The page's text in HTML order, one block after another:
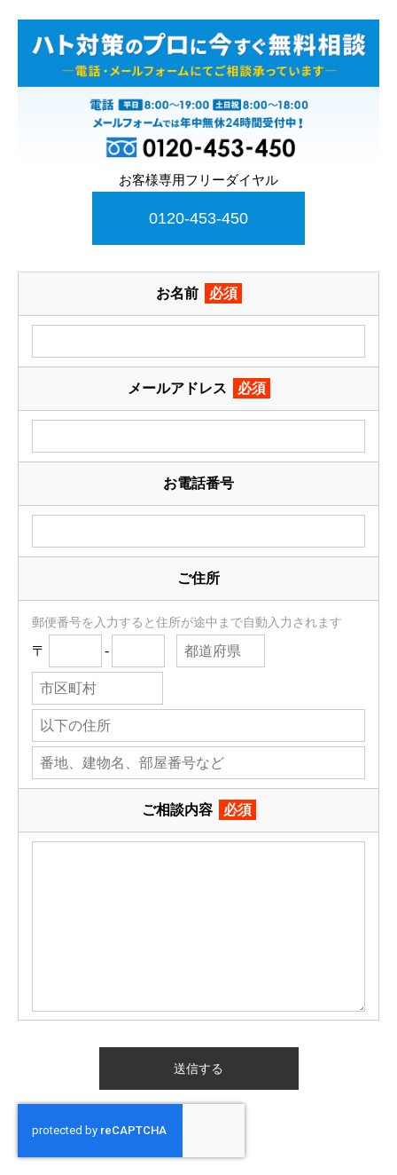
お客様専用フリーダイヤル
0120-453-450
お名前 必須
メールアドレス 必須
お電話番号
ご住所
郵便番号を入力すると住所が途中まで自動入力されます
〒 -
ご相談内容 必須